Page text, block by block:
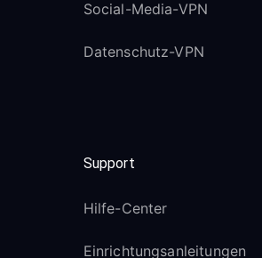
Social-Media-VPN
Datenschutz-VPN
Support
Hilfe-Center
Einrichtungsanleitungen